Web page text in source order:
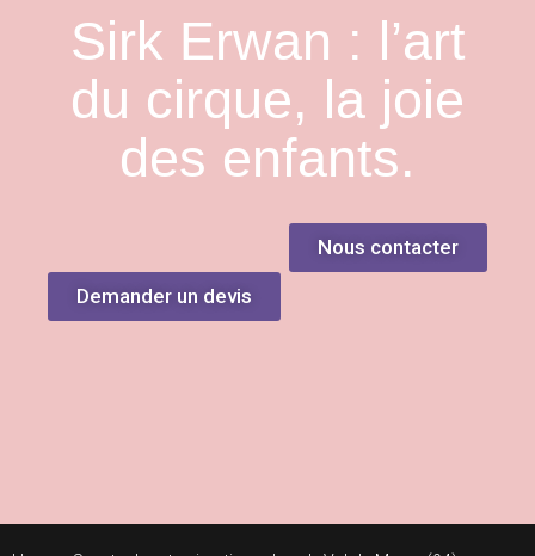
Sirk Erwan : l’art
du cirque, la joie
des enfants.
Nous contacter
Demander un devis